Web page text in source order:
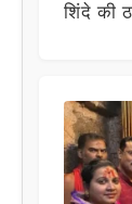
शिंदे की